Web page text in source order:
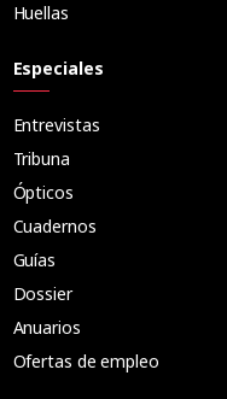
Huellas
Especiales
Entrevistas
Tribuna
Ópticos
Cuadernos
Guías
Dossier
Anuarios
Ofertas de empleo